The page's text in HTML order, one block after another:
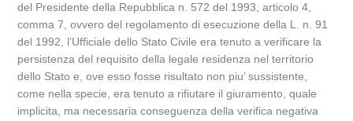
del Presidente della Repubblica n. 572 del 1993, articolo 4,
comma 7, ovvero del regolamento di esecuzione della L. n. 91
del 1992, l’Ufficiale dello Stato Civile era tenuto a verificare la
persistenza del requisito della legale residenza nel territorio
dello Stato e, ove esso fosse risultato non piu’ sussistente,
come nella specie, era tenuto a rifiutare il giuramento, quale
implicita, ma necessaria conseguenza della verifica negativa